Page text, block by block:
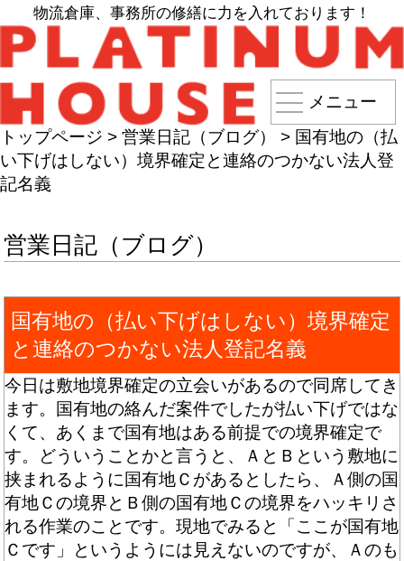
物流倉庫、事務所の修繕に力を入れております！
メニュー
トップページ > 営業日記（ブログ） > 国有地の（払
い下げはしない）境界確定と連絡のつかない法人登
記名義
営業日記（ブログ）
国有地の（払い下げはしない）境界確定
と連絡のつかない法人登記名義
今日は敷地境界確定の立会いがあるので同席してき
ます。国有地の絡んだ案件でしたが払い下げではな
くて、あくまで国有地はある前提での境界確定で
す。どういうことかと言うと、ＡとＢという敷地に
挟まれるように国有地Ｃがあるとしたら、Ａ側の国
有地Ｃの境界とＢ側の国有地Ｃの境界をハッキリさ
れる作業のことです。現地でみると「ここが国有地
Ｃです」というようには見えないのですが、Ａのも